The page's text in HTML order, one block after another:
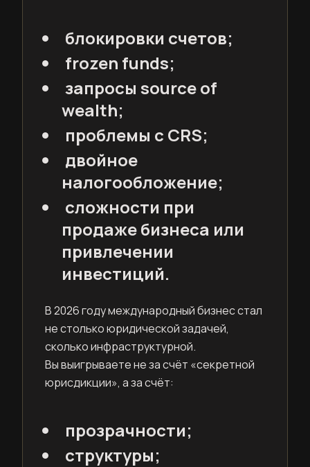
блокировки счетов;
frozen funds;
запросы source of
wealth;
проблемы с CRS;
двойное
налогообложение;
сложности при
продаже бизнеса или
привлечении
инвестиций.
В 2026 году международный бизнес стал
не столько юридической задачей,
сколько инфраструктурной.
Вы выигрываете не за счёт «секретной
юрисдикции», а за счёт:
прозрачности;
структуры;